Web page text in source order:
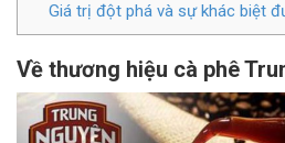
Giá trị đột phá và sự khác biệt
Về thương hiệu cà phê